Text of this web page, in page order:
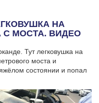
НА
МОСТА. ВИДЕО
Тут легковушка на
моста и
состоянии и попал